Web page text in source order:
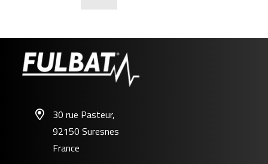
30 rue Pasteur,
92150 Suresnes
France